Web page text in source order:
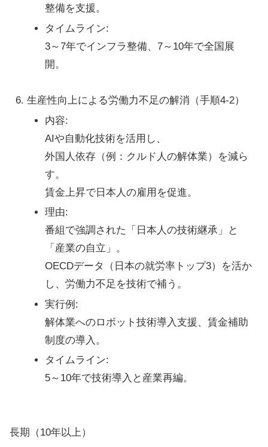
整備を支援。
タイムライン:
3～7年でインフラ整備、7～10年で全国展
開。
生産性向上による労働力不足の解消 （手順4-2）
内容:
AIや自動化技術を活用し、
外国人依存（例：クルド人の解体業）を減ら
す。
賃金上昇で日本人の雇用を促進。
理由:
番組で強調された「日本人の技術継承」と
「産業の自立」。
OECDデータ（日本の就労率トップ3）を活か
し、労働力不足を技術で補う。
実行例 :
解体業へのロボット技術導入支援、賃金補助
制度の導入。
タイムライン:
5～10年で技術導入と産業再編。
長期（10年以上）